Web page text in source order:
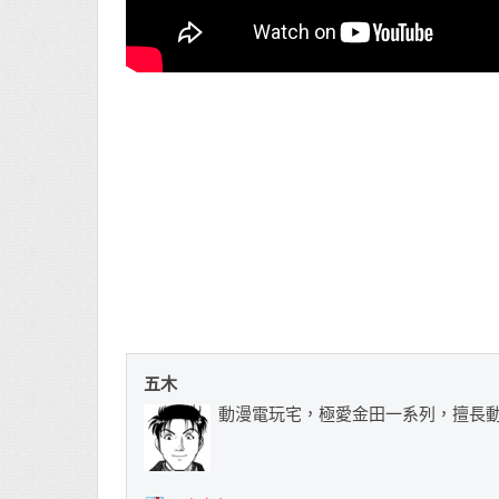
五木
動漫電玩宅，極愛金田一系列，擅長